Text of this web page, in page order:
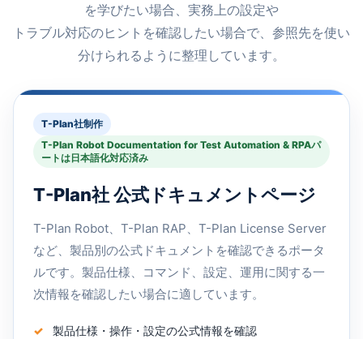
を学びたい場合、実務上の設定や
トラブル対応のヒントを確認したい場合で、参照先を使い
分けられるように整理しています。
T-Plan社制作
T-Plan Robot Documentation for Test Automation & RPAパ
ートは日本語化対応済み
T-Plan社 公式ドキュメントページ
T-Plan Robot、T-Plan RAP、T-Plan License Server
など、製品別の公式ドキュメントを確認できるポータ
ルです。製品仕様、コマンド、設定、運用に関する一
次情報を確認したい場合に適しています。
製品仕様・操作・設定の公式情報を確認